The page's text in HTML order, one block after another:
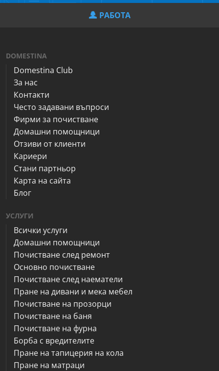
РАБОТА
DOMESTINA
Domestina Club
За нас
Контакти
Често задавани въпроси
Фирми за почистване
Домашни помощници
Отзиви от клиенти
Кариери
Стани партньор
Карта на сайта
Блог
УСЛУГИ
Всички услуги
Домашни помощници
Почистване след ремонт
Основно почистване
Почистване след наематели
Пране на дивани и мека мебел
Почистване на прозорци
Почистване на баня
Почистване на фурна
Борба с вредителите
Пране на тапицерия на кола
Пране на матраци